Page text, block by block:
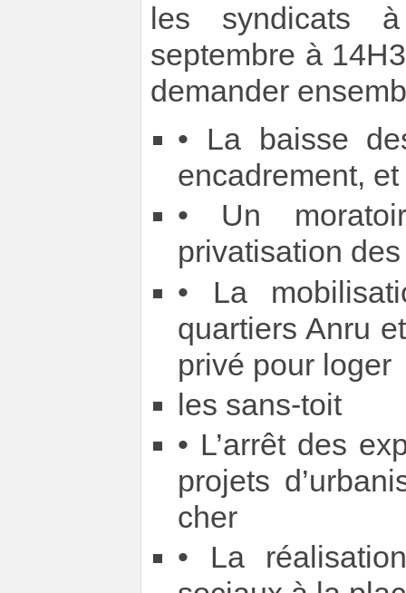
les syndicats
septembre à
demander
• La baisse
encadrement,
• Un
privatisation
• La
quartiers Anru
privé pour loger
les sans-toit
• L’arrêt des
projets
cher
• La